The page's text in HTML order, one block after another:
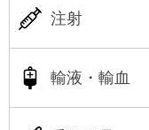
注射
輸液・輸血